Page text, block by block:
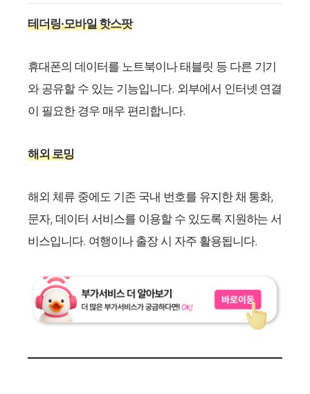
테더링·모바일 핫스팟
휴대폰의 데이터를 노트북이나 태블릿 등 다른 기기
와 공유할 수 있는 기능입니다. 외부에서 인터넷 연결
이 필요한 경우 매우 편리합니다.
해외 로밍
해외 체류 중에도 기존 국내 번호를 유지한 채 통화,
문자, 데이터 서비스를 이용할 수 있도록 지원하는 서
비스입니다. 여행이나 출장 시 자주 활용됩니다.